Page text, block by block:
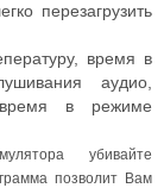
перезагрузить
время в
аудио,
в режиме
убивайте
позволит Вам